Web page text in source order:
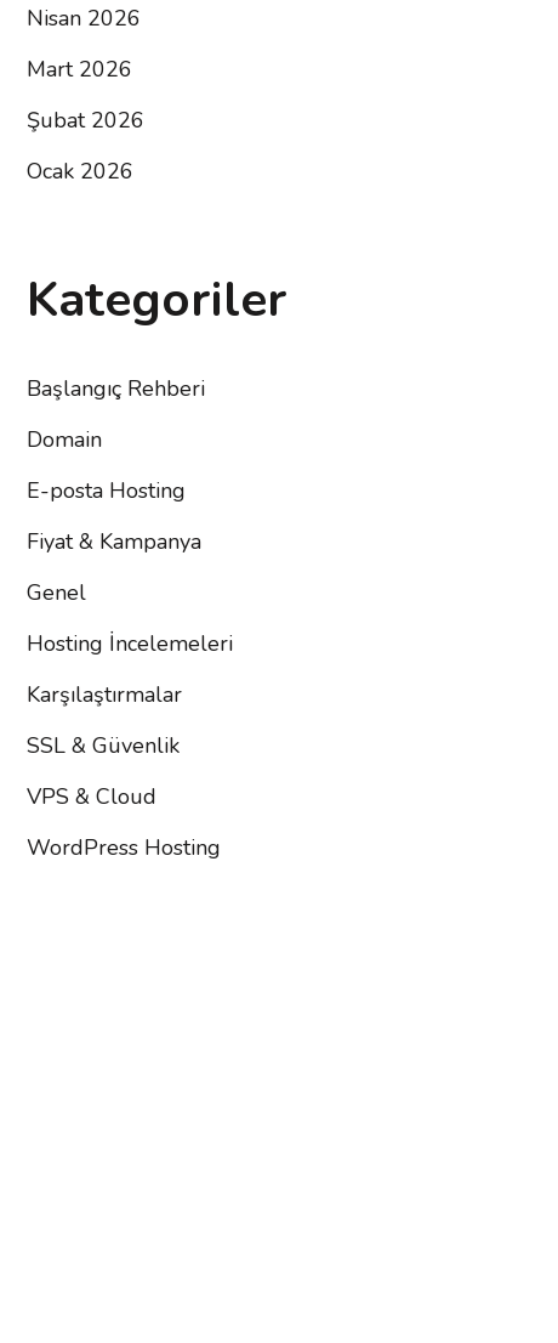
Nisan 2026
Mart 2026
Şubat 2026
Ocak 2026
Kategoriler
Başlangıç Rehberi
Domain
E-posta Hosting
Fiyat & Kampanya
Genel
Hosting İncelemeleri
Karşılaştırmalar
SSL & Güvenlik
VPS & Cloud
WordPress Hosting